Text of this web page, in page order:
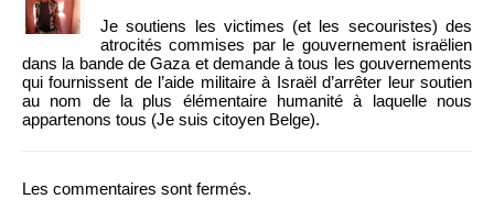
Je soutiens les victimes (et les secouristes) des
atrocités commises par le gouvernement israëlien
dans la bande de Gaza et demande à tous les gouvernements
qui fournissent de l’aide militaire à Israël d’arrêter leur soutien
au nom de la plus élémentaire humanité à laquelle nous
appartenons tous (Je suis citoyen Belge).
Les commentaires sont fermés.